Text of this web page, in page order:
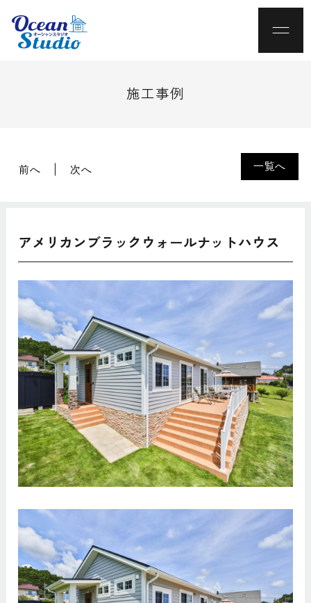
施工事例
一覧へ
前へ 次へ
アメリカンブラックウォールナットハウス